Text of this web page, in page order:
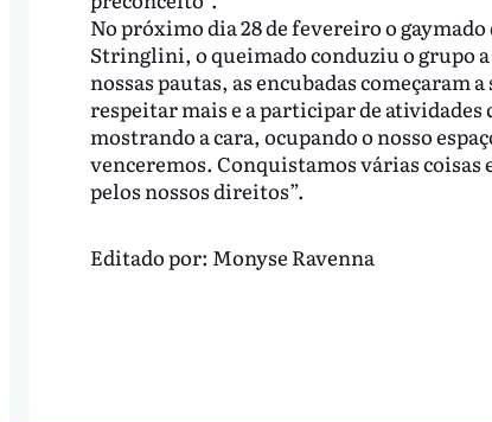
No próximo dia 28 de fevereiro o
Stringlini, o queimado conduziu o grupo
nossas pautas, as encubadas começaram
respeitar mais e a participar de atividades
mostrando a cara, ocupando o nosso
venceremos. Conquistamos várias
pelos nossos direitos”.
Editado por: Monyse Ravenna